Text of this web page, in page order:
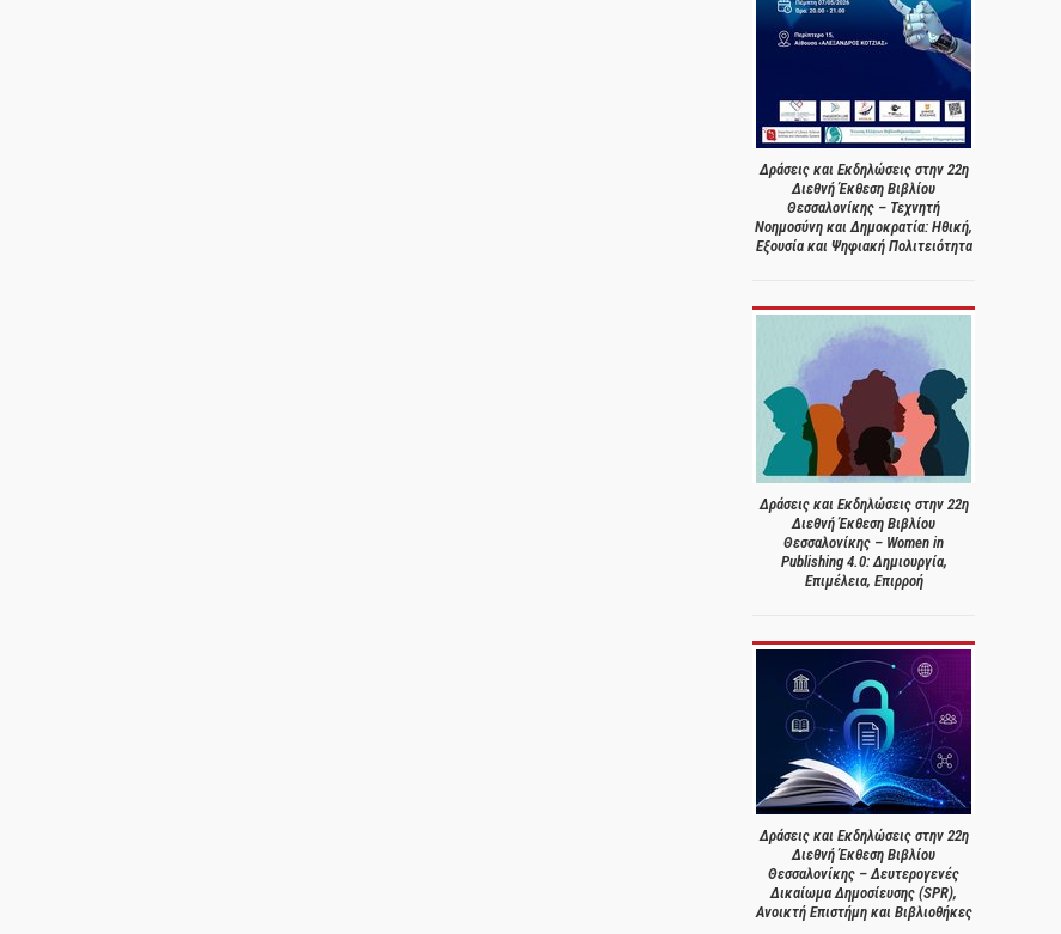
Δράσεις και Εκδηλώσεις στην 22η
Διεθνή Έκθεση Βιβλίου
Θεσσαλονίκης – Τεχνητή
Νοημοσύνη και Δημοκρατία: Ηθική,
Εξουσία και Ψηφιακή Πολιτειότητα
Δράσεις και Εκδηλώσεις στην 22η
Διεθνή Έκθεση Βιβλίου
Θεσσαλονίκης – Women in
Publishing 4.0: Δημιουργία,
Επιμέλεια, Επιρροή
Δράσεις και Εκδηλώσεις στην 22η
Διεθνή Έκθεση Βιβλίου
Θεσσαλονίκης – Δευτερογενές
Δικαίωμα Δημοσίευσης (SPR),
Ανοικτή Επιστήμη και Βιβλιοθήκες